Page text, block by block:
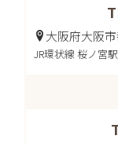
大阪府大阪
JR環状線 桜ノ宮